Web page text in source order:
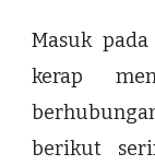
Masuk
kerap
berikut